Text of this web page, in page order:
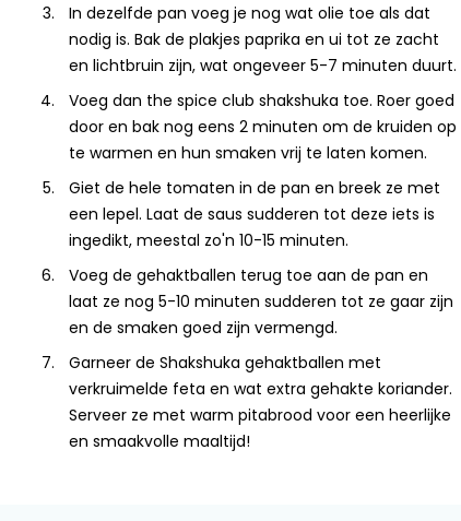
In dezelfde pan voeg je nog wat olie toe als dat
nodig is. Bak de plakjes paprika en ui tot ze zacht
en lichtbruin zijn, wat ongeveer 5-7 minuten duurt.
Voeg dan the spice club shakshuka toe. Roer goed
door en bak nog eens 2 minuten om de kruiden op
te warmen en hun smaken vrij te laten komen.
Giet de hele tomaten in de pan en breek ze met
een lepel. Laat de saus sudderen tot deze iets is
ingedikt, meestal zo'n 10-15 minuten.
Voeg de gehaktballen terug toe aan de pan en
laat ze nog 5-10 minuten sudderen tot ze gaar zijn
en de smaken goed zijn vermengd.
Garneer de Shakshuka gehaktballen met
verkruimelde feta en wat extra gehakte koriander.
Serveer ze met warm pitabrood voor een heerlijke
en smaakvolle maaltijd!